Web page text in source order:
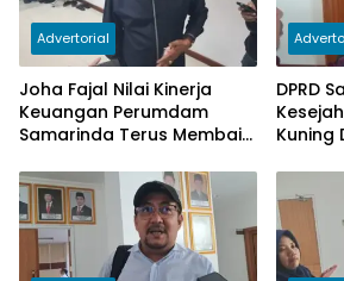
Advertorial
Joha Fajal Nilai Kinerja
Keuangan Perumdam
Samarinda Terus Membaik,
Subsidi Berkurang
DPRD
Kuning